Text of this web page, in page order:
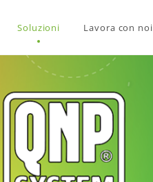
Soluzioni Lavora con noi